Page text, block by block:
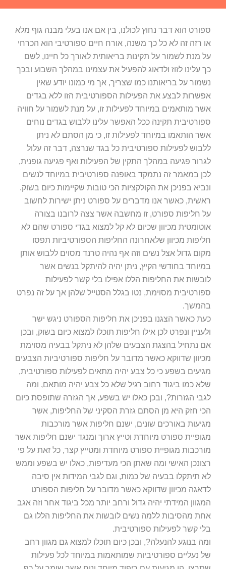
ספורט הוא דבר נחוץ לכולנו, בין אם אנו בעלי מבנה גוף מלא
או רזה זה לא כל כך משנה, אורח חיים ספורטיבי הוא הכרחי
על מנת לשמור על תקינות בריאותית לאורך כל חיינו, לשם
כך עלינו לזוז ולדאוג להפעיל את עצמינו במהלך השבוע ובכך
נשמור על בריאותנו כמו שצריך, אך מי כמונו יודע שאין
אפשרות לבצע את הפעילות הספורטיבית הזו ללא בגדים
אשר מותאמים במיוחד לפעילות זו, על מנת לשמור על חוויה
ספורטיבית תקינה ככל האפשר עלינו ללבוש בגדים נוחים
אשר הותאמו במיוחד לפעילות זו, כי מן הסתם לא ניתן
ללבוש לפעילות ספורטיבית כל בגד שנרצה, דבר זה עלול
לגרור פגיעה במהלך התקין של הפעילות ואף פגיעה גופנית,
לכן במאמר זה נתמקד באופנה ספורטיבית במיוחד לנשים
ונביא בפניכן את הקולקציות הכי טובות שקיימות כיום בשוק.
ראשית, כאשר אנו מדברים על ספורט ניתן ישירות לחשוב
על חליפות ספורט, זו מחשבה אשר צצה לרובנו בצורה
אוטומטית מכיוון שכיום לא קל למצוא בגדי ספורט שהם לא
חליפות מכיוון שלאחרונה החליפות הספורטיביות תפסו
מקום גדול אצל נשים וזה אף נהיה טרנד מסוים ללבוש אותן
במיוחד בחודשי הקיץ, ניתן יהיה להיתקל בנשים אשר
לובשות את החליפות הללו אפילו בלי קשר לפעילות
ספורטיבית מסוימת, נטו בגלל הסטייל שלהן אך על זה נפרט
בהמשך.
כעת כאשר הצגנו בפניכן את חליפות הספורט ניגש ישר
ולעניין ונפרט לכן אילו חליפות תוכלו למצוא כיום בשוק, ובכן
אם נתחיל בהצגת הצבעים שלהן לא ניתקל בבעיה מסוימת
מכיוון שדווקא כאשר מדובר על חליפות ספורטיביות הצבעים
מגיעים בשפע כי כל צבע יהיה מתאים לפעילות ספורטיבית,
שלא כמו ביגוד רחוב רגיל שלא כל צבע יהיה מותאם, ומה
לגבי הגזרות?, ובכן כאלו יש בשפע, אך הגזרה שתופסת כיום
הכי חזק היא מן הסתם גזרת הסקיני של החליפות, אשר
מגיעות באורכים שונים, ישנם חליפות אשר מורכבות
מגופיית ספורט מיוחדת וטייץ ארוך ומנגד ישנם חליפות אשר
מורכבות מגופיית ספורט מיוחדת ומטייץ קצר, כל זאת על פי
רצונכן האישי ומה שאתן הכי מעדיפות, כאלו יש בשפע וממש
לא תיתקלו בבעיה של כמות, וגם לגבי המידות אין סיבה
לדאגה מכיוון שדווקא כאשר מדובר על חליפות הספורט
המגוון המידתי יהיה גדול ורחב יותר מכל ביגוד אחר וזה אגב
אחת מהסיבות ללמה נשים לובשות את החליפות הללו גם
בלי קשר לפעילות ספורטיבית.
ומה בנוגע להנעלה?, ובכן כיום תוכלו למצוא גם מגוון רחב
של נעליים ספורטיביות שמותאמות במיוחד לכל פעילות